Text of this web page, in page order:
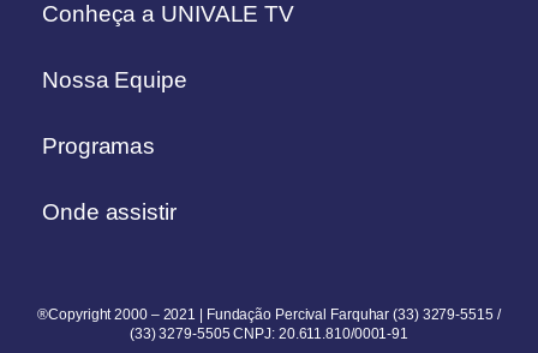
Conheça a UNIVALE TV
Nossa Equipe
Programas
Onde assistir
®Copyright 2000 – 2021 | Fundação Percival Farquhar (33) 3279-5515 /
(33) 3279-5505 CNPJ: 20.611.810/0001-91